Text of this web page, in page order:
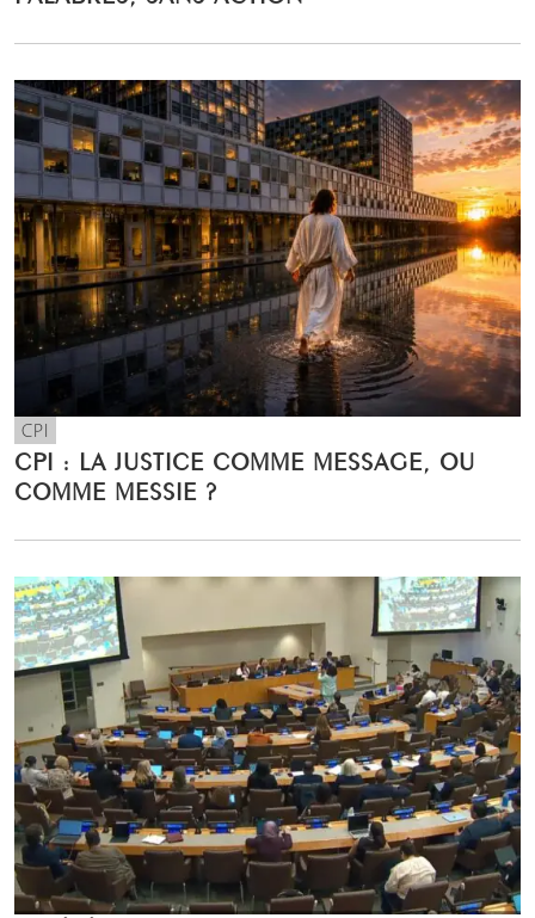
CPI
CPI : LA JUSTICE COMME MESSAGE, OU
COMME MESSIE ?